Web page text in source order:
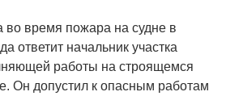
во время пожара на судне в
ответит начальник участка
работы на строящемся
Он допустил к опасным работам